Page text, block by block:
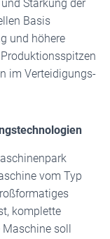
Stärkung der
Basis
und höhere
im Verteidigungs-
vom Typ
komplette
Maschine soll